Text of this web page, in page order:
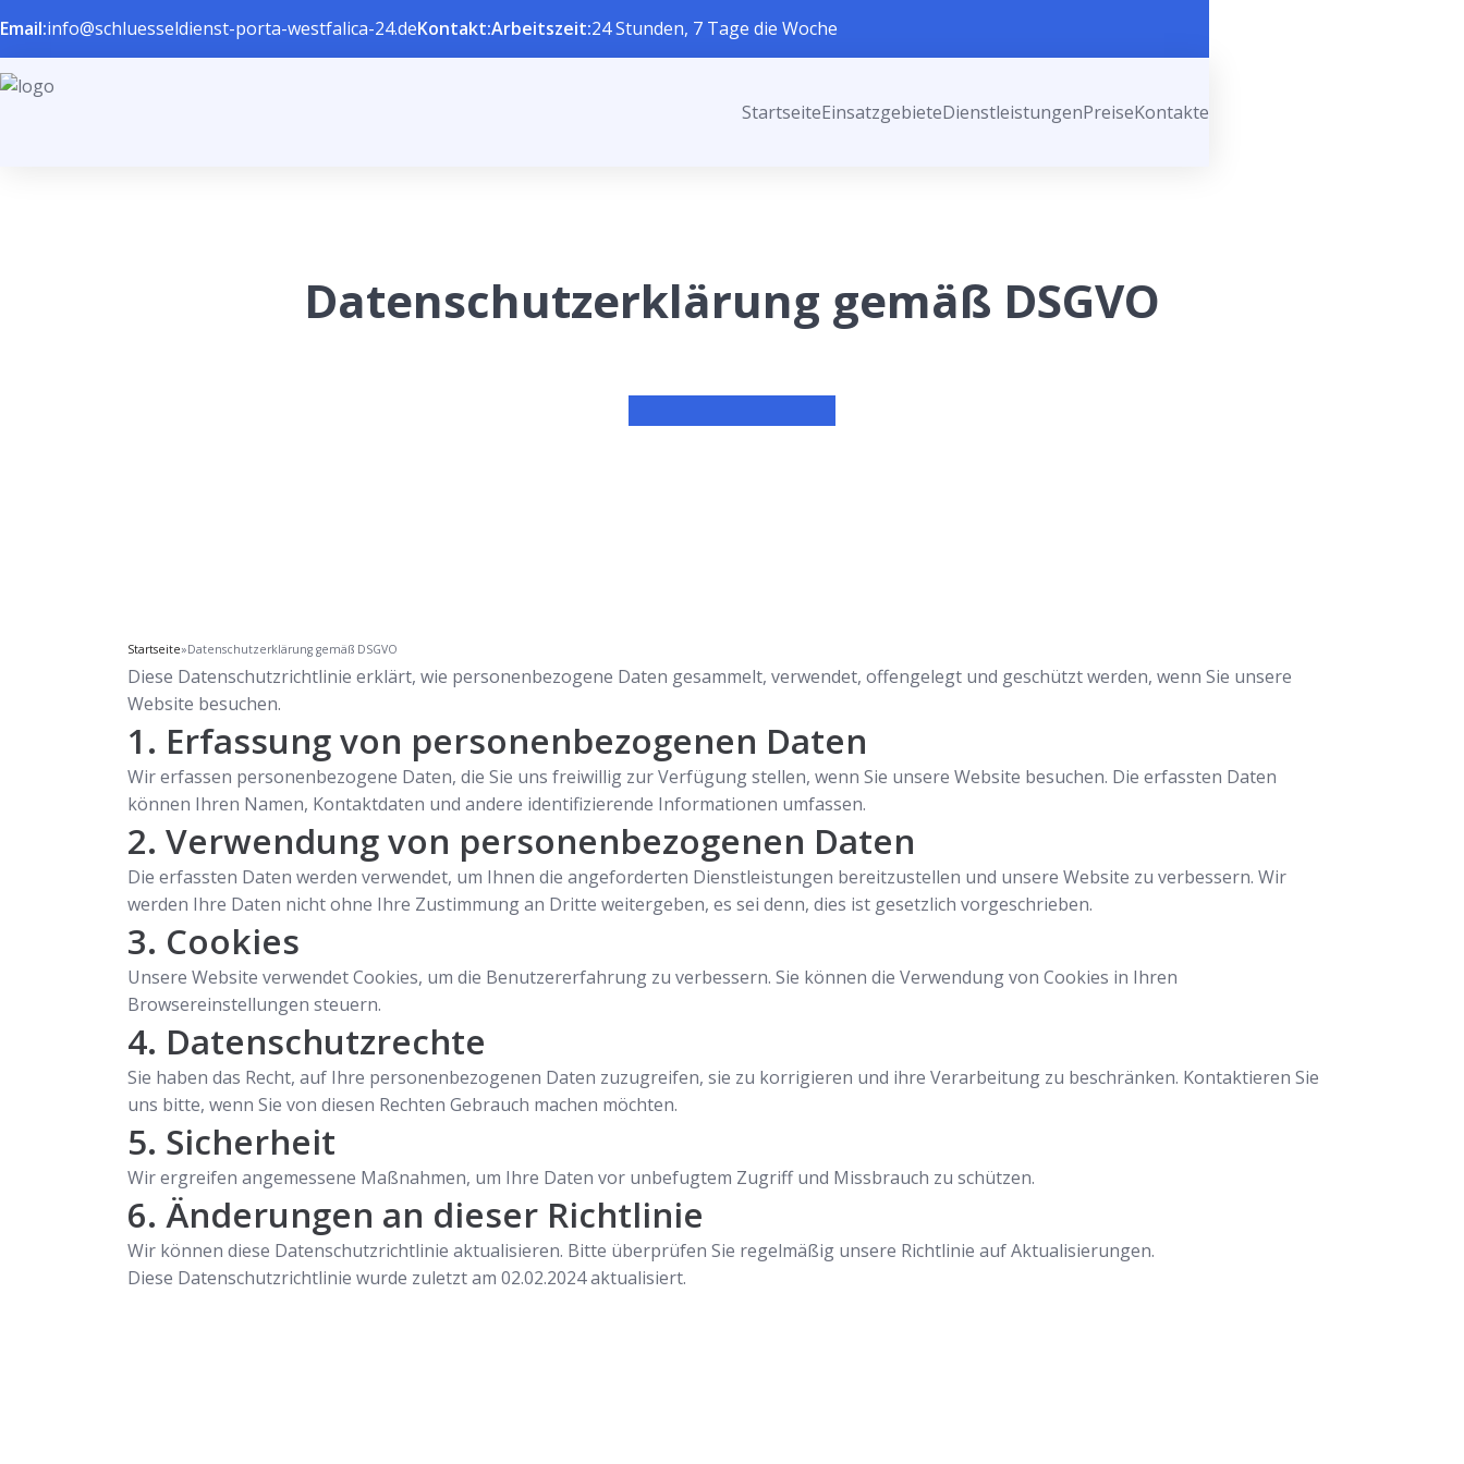
Email:info@schluesseldienst-porta-westfalica-24.deKontakt:Arbeitszeit:24 Stunden, 7 Tage die Woche
StartseiteEinsatzgebieteDienstleistungenPreiseKontakte
Datenschutzerklärung gemäß DSGVO
Startseite»Datenschutzerklärung gemäß DSGVO
Diese Datenschutzrichtlinie erklärt, wie personenbezogene Daten gesammelt, verwendet, offengelegt und geschützt werden, wenn Sie unsere
Website besuchen.
1. Erfassung von personenbezogenen Daten
Wir erfassen personenbezogene Daten, die Sie uns freiwillig zur Verfügung stellen, wenn Sie unsere Website besuchen. Die erfassten Daten
können Ihren Namen, Kontaktdaten und andere identifizierende Informationen umfassen.
2. Verwendung von personenbezogenen Daten
Die erfassten Daten werden verwendet, um Ihnen die angeforderten Dienstleistungen bereitzustellen und unsere Website zu verbessern. Wir
werden Ihre Daten nicht ohne Ihre Zustimmung an Dritte weitergeben, es sei denn, dies ist gesetzlich vorgeschrieben.
3. Cookies
Unsere Website verwendet Cookies, um die Benutzererfahrung zu verbessern. Sie können die Verwendung von Cookies in Ihren
Browsereinstellungen steuern.
4. Datenschutzrechte
Sie haben das Recht, auf Ihre personenbezogenen Daten zuzugreifen, sie zu korrigieren und ihre Verarbeitung zu beschränken. Kontaktieren Sie
uns bitte, wenn Sie von diesen Rechten Gebrauch machen möchten.
5. Sicherheit
Wir ergreifen angemessene Maßnahmen, um Ihre Daten vor unbefugtem Zugriff und Missbrauch zu schützen.
6. Änderungen an dieser Richtlinie
Wir können diese Datenschutzrichtlinie aktualisieren. Bitte überprüfen Sie regelmäßig unsere Richtlinie auf Aktualisierungen.
Diese Datenschutzrichtlinie wurde zuletzt am 02.02.2024 aktualisiert.